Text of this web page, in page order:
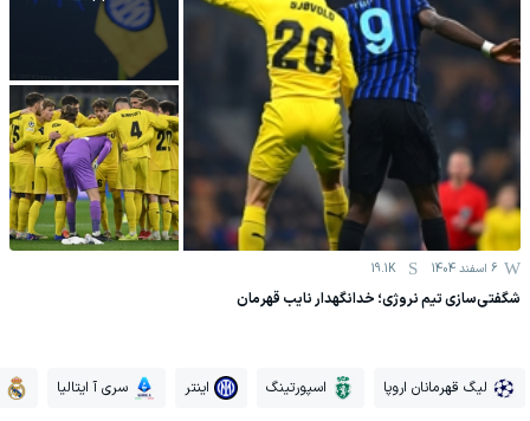
6 اسفند 1404 19.1K
شگفتی‌سازی تیم نروژی؛ خدانگهدار نایب قهرمان
لیگ قهرمانان اروپا اسپورتینگ اینتر سری آ ایتالیا